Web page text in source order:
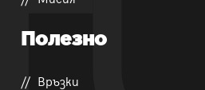
Полезно
Връзки